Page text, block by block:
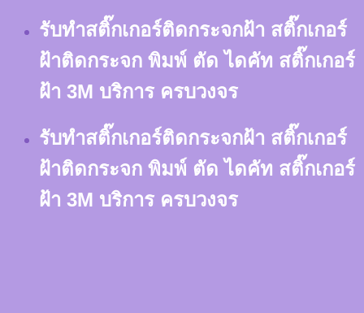
content
รับทำสติ๊กเกอร์ติดกระจกฝ้า สติ๊กเกอร์
ฝ้าติดกระจก พิมพ์ ตัด ไดคัท สติ๊กเกอร์
ฝ้า 3M บริการ ครบวงจร
รับทำสติ๊กเกอร์ติดกระจกฝ้า สติ๊กเกอร์
ฝ้าติดกระจก พิมพ์ ตัด ไดคัท สติ๊กเกอร์
ฝ้า 3M บริการ ครบวงจร